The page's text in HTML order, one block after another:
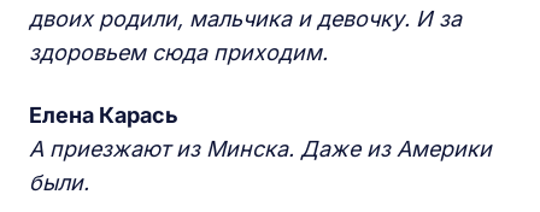
двоих родили, мальчика и девочку. И за
здоровьем сюда приходим.
Елена Карась
А приезжают из Минска. Даже из Америки
были.